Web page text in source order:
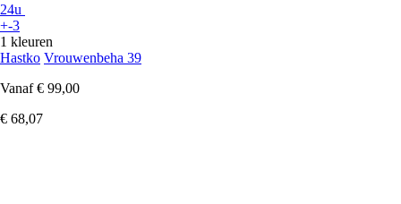
24u
+-3
1 kleuren
Hastko Vrouwenbeha 39
Vanaf € 99,00
€ 68,07